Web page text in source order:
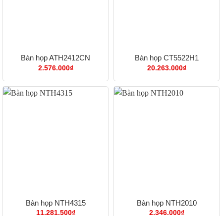
Bàn họp ATH2412CN
2.576.000₫
Bàn họp CT5522H1
20.263.000₫
Bàn họp NTH4315
11.281.500₫
Bàn họp NTH2010
2.346.000₫